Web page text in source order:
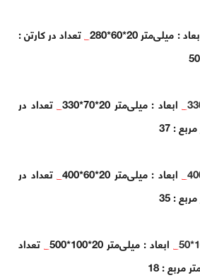
: میلی‌متر 20*60*280 _تعداد در کارتن :
_ابعاد : میلی‌متر 20*70*330 _تعداد در
: 37
_ابعاد : میلی‌متر 20*60*400 _تعداد در
: 35
_ابعاد : میلی‌متر 20*100*500 _تعداد
مربع : 18